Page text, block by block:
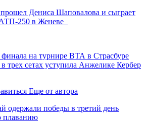
Дениса Шаповалова и сыграет
250 в Женеве
на турнире ВТА в Страсбуре
трех сетах уступила Анжелике Кербер
Еще от автора
победы в третий день
плаванию